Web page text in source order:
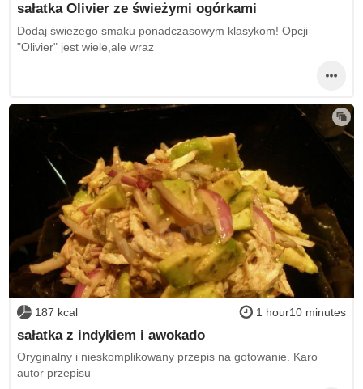
sałatka Olivier ze świeżymi ogórkami
Dodaj świeżego smaku ponadczasowym klasykom! Opcji
"Olivier" jest wiele,ale wraz
187 kcal 1 hour10 minutes
sałatka z indykiem i awokado
Oryginalny i nieskomplikowany przepis na gotowanie. Karo
autor przepisu